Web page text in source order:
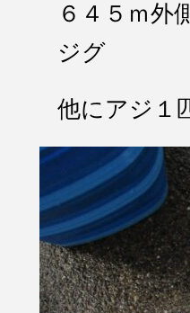
６４５ｍ
ジグ
他にアジ１